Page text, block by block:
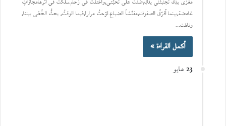
غامضة،بينما أفرّقُ الصفوفَ،مفتّشاً الضياع.لوّحتُ مرارا،فيما الوقتُ، يحثُّ الخُطَى بيننا،
وتاهَت…
أكمل القراءة »
23 مايو